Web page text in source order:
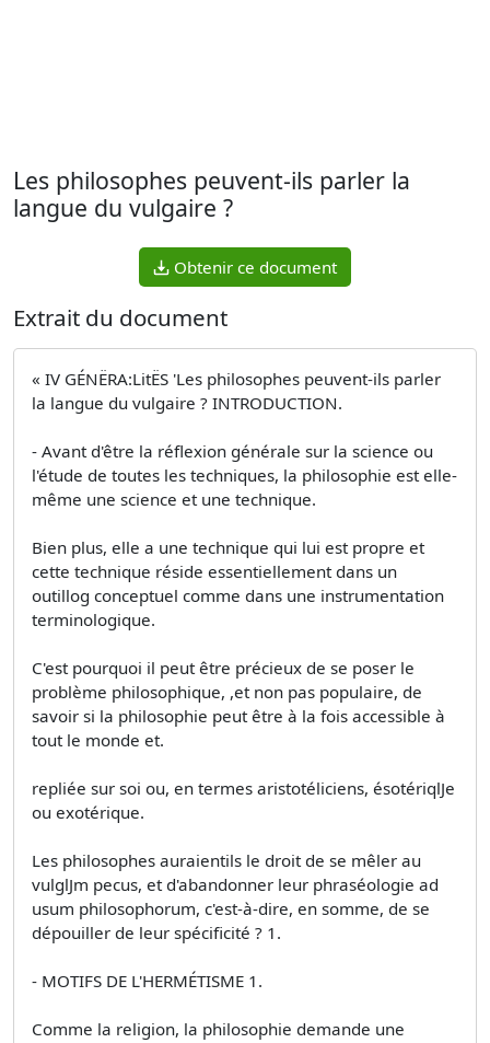
Les philosophes peuvent-ils parler la
langue du vulgaire ?
Obtenir ce document
Extrait du document
« IV GÉNËRA:LitËS 'Les philosophes peuvent-ils parler
la langue du vulgaire ? INTRODUCTION.
- Avant d'être la réflexion générale sur la science ou
l'étude de toutes les techniques, la philosophie est elle-
même une science et une technique.
Bien plus, elle a une technique qui lui est propre et
cette technique réside essentiellement dans un
outillog conceptuel comme dans une instrumentation
terminologique.
C'est pourquoi il peut être précieux de se poser le
problème philosophique, ,et non pas populaire, de
savoir si la philosophie peut être à la fois accessible à
tout le monde et.
repliée sur soi ou, en termes aristotéliciens, ésotériqlJe
ou exotérique.
Les philosophes auraientils le droit de se mêler au
vulglJm pecus, et d'abandonner leur phraséologie ad
usum philosophorum, c'est-à-dire, en somme, de se
dépouiller de leur spécificité ? 1.
- MOTIFS DE L'HERMÉTISME 1.
Comme la religion, la philosophie demande une